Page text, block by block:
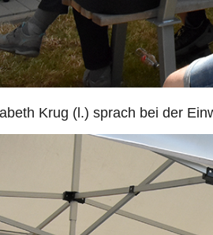
Krug (l.) sprach bei der